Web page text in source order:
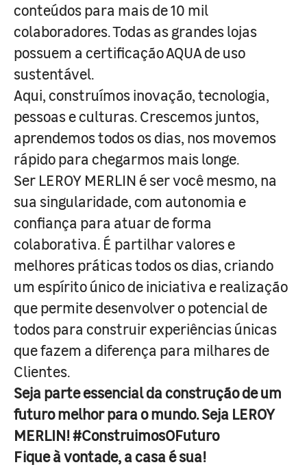
conteúdos para mais de 10 mil
colaboradores. Todas as grandes lojas
possuem a certificação AQUA de uso
sustentável.
Aqui, construímos inovação, tecnologia,
pessoas e culturas. Crescemos juntos,
aprendemos todos os dias, nos movemos
rápido para chegarmos mais longe.
Ser LEROY MERLIN é ser você mesmo, na
sua singularidade, com autonomia e
confiança para atuar de forma
colaborativa. É partilhar valores e
melhores práticas todos os dias, criando
um espírito único de iniciativa e realização
que permite desenvolver o potencial de
todos para construir experiências únicas
que fazem a diferença para milhares de
Clientes.
Seja parte essencial da construção de um
futuro melhor para o mundo. Seja LEROY
MERLIN! #ConstruimosOFuturo
Fique à vontade, a casa é sua!